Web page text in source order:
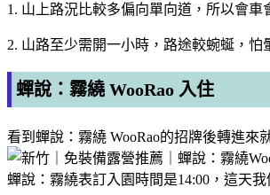
1. 山上路況比較多偏向單向道，所以會
2. 山路至少需開一小時，路途較蜿蜒，怕
蟬說：霧繞 WooRao 入住
看到蟬說：霧繞 WooRao的招牌後轉進
蟬說：霧繞表訂入園時間是14:00，這天